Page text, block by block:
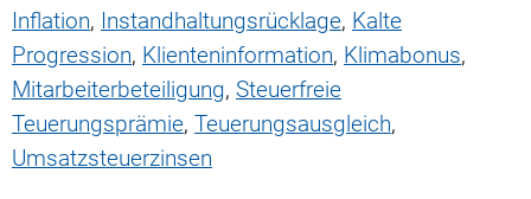
Inflation, Instandhaltungsrücklage, Kalte
Progression, Klienteninformation, Klimabonus,
Mitarbeiterbeteiligung, Steuerfreie
Teuerungsprämie, Teuerungsausgleich,
Umsatzsteuerzinsen